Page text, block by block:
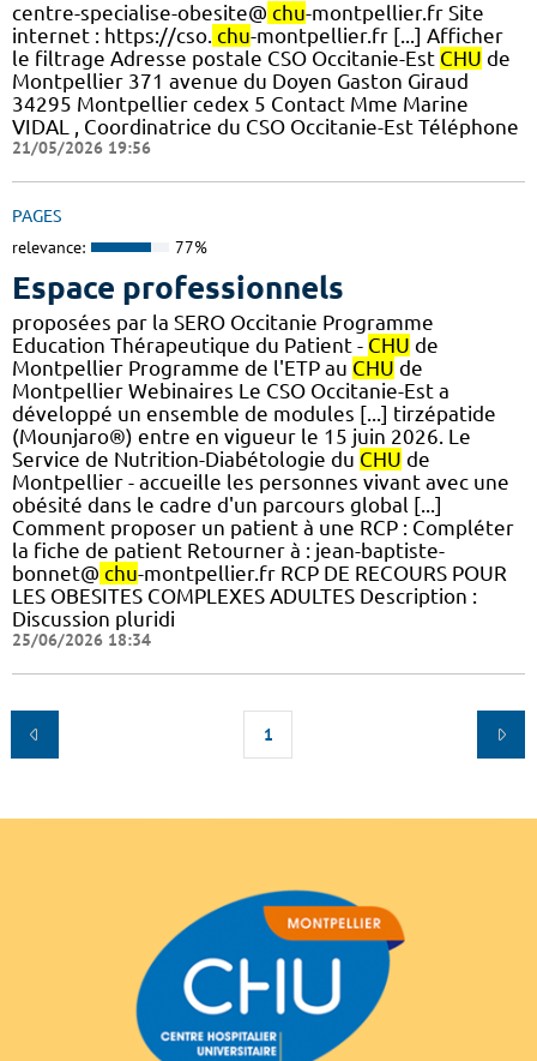
centre-specialise-obesite@ chu-montpellier.fr Site
internet : https://cso. chu-montpellier.fr [...] Afficher
le filtrage Adresse postale CSO Occitanie-Est CHU de
Montpellier 371 avenue du Doyen Gaston Giraud
34295 Montpellier cedex 5 Contact Mme Marine
VIDAL , Coordinatrice du CSO Occitanie-Est Téléphone
21/05/2026 19:56
PAGES
relevance: 77%
Espace professionnels
proposées par la SERO Occitanie Programme
Education Thérapeutique du Patient - CHU de
Montpellier Programme de l'ETP au CHU de
Montpellier Webinaires Le CSO Occitanie-Est a
développé un ensemble de modules [...] tirzépatide
(Mounjaro®) entre en vigueur le 15 juin 2026. Le
Service de Nutrition-Diabétologie du CHU de
Montpellier - accueille les personnes vivant avec une
obésité dans le cadre d'un parcours global [...]
Comment proposer un patient à une RCP : Compléter
la fiche de patient Retourner à : jean-baptiste-
bonnet@ chu-montpellier.fr RCP DE RECOURS POUR
LES OBESITES COMPLEXES ADULTES Description :
Discussion pluridi
25/06/2026 18:34
1